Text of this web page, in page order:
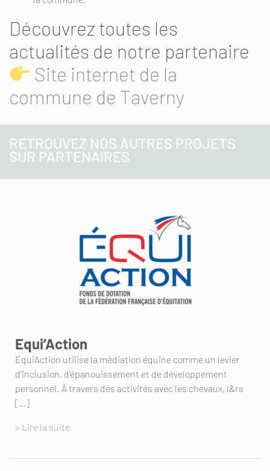
Découvrez toutes les
actualités de notre partenaire
Site internet de la
commune de Taverny
RETROUVEZ NOS AUTRES PROJETS
SUR PARTENAIRES
Equi’Action
EquiAction utilise la médiation équine comme un levier
d’inclusion, d’épanouissement et de développement
personnel. À travers des activités avec les chevaux, l&rs
[…]
> Lire la suite